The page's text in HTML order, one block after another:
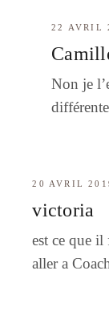
22 AVRIL
Non je
20 AVRIL
victoria
est ce que
aller a